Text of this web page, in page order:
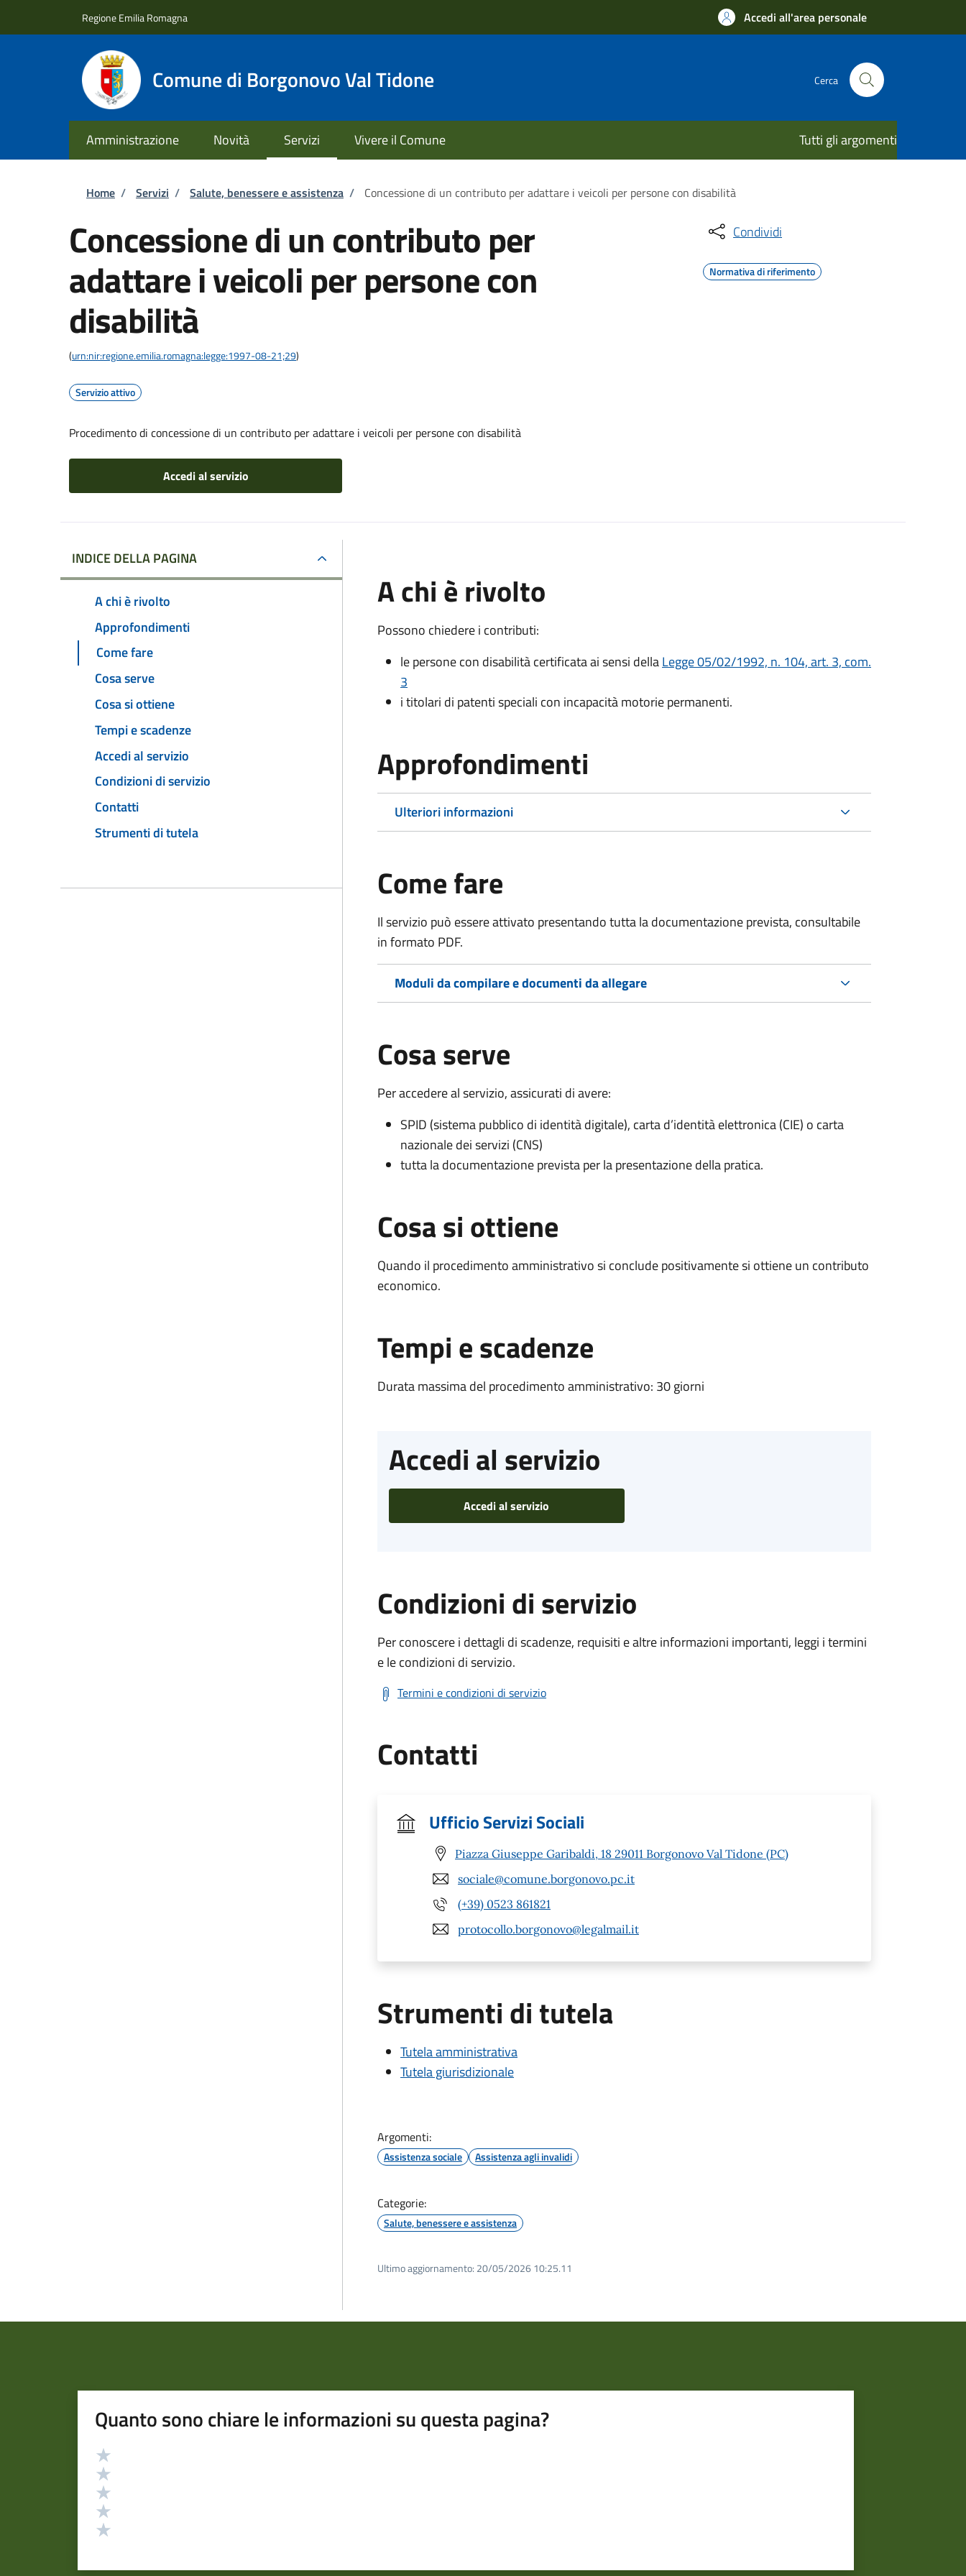
Regione Emilia Romagna Accedi all'area personale
Comune di Borgonovo Val Tidone Cerca
Amministrazione Novità Servizi Vivere il Comune Tutti gli argomenti
Briciole di pane
Home / Servizi / Salute, benessere e assistenza / Concessione di un contributo per adattare i veicoli per persone con disabilità
Concessione di un contributo per
adattare i veicoli per persone con
disabilità
(urn:nir:regione.emilia.romagna:legge:1997-08-21;29)
Servizio attivo
Procedimento di concessione di un contributo per adattare i veicoli per persone con disabilità
Accedi al servizio
Condividi
Normativa di riferimento
INDICE DELLA PAGINA
A chi è rivolto
Approfondimenti
Come fare
Cosa serve
Cosa si ottiene
Tempi e scadenze
Accedi al servizio
Condizioni di servizio
Contatti
Strumenti di tutela
A chi è rivolto
Possono chiedere i contributi:
le persone con disabilità certificata ai sensi dellaLegge 05/02/1992, n. 104, art. 3, com.
3
i titolari di patenti speciali con incapacità motorie permanenti.
Approfondimenti
Ulteriori informazioni
Come fare
Il servizio può essere attivato presentando tutta la documentazione prevista, consultabile
in formato PDF.
Moduli da compilare e documenti da allegare
Cosa serve
Per accedere al servizio, assicurati di avere:
SPID (sistema pubblico di identità digitale), carta d’identità elettronica (CIE) o carta
nazionale dei servizi (CNS)
tutta la documentazione prevista per la presentazione della pratica.
Cosa si ottiene
Quando il procedimento amministrativo si conclude positivamente si ottiene un contributo
economico.
Tempi e scadenze
Durata massima del procedimento amministrativo: 30 giorni
Accedi al servizio
Accedi al servizio
Condizioni di servizio
Per conoscere i dettagli di scadenze, requisiti e altre informazioni importanti, leggi i termini
e le condizioni di servizio.
Termini e condizioni di servizio
Contatti
Ufficio Servizi Sociali
Piazza Giuseppe Garibaldi, 18 29011 Borgonovo Val Tidone (PC)
sociale@comune.borgonovo.pc.it
(+39) 0523 861821
protocollo.borgonovo@legalmail.it
Strumenti di tutela
Tutela amministrativa
Tutela giurisdizionale
Argomenti:
Assistenza sociale Assistenza agli invalidi
Categorie:
Salute, benessere e assistenza
Ultimo aggiornamento: 20/05/2026 10:25.11
Quanto sono chiare le informazioni su questa pagina?
Valutazione